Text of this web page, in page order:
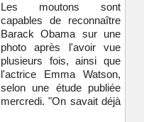
Les moutons sont
capables de reconnaître
Barack Obama sur une
photo après l'avoir vue
plusieurs fois, ainsi que
l'actrice Emma Watson,
selon une étude publiée
mercredi. "On savait déjà